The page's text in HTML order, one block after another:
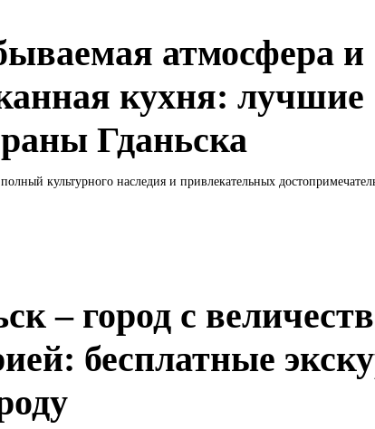
атмосфера и
кухня: лучшие
Гданьска
культурного наследия и привлекательных
– город с
бесплатные